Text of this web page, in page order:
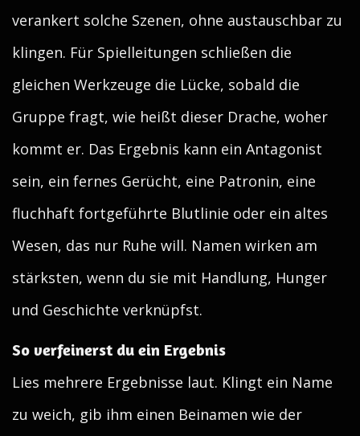
verankert solche Szenen, ohne austauschbar zu
klingen. Für Spielleitungen schließen die
gleichen Werkzeuge die Lücke, sobald die
Gruppe fragt, wie heißt dieser Drache, woher
kommt er. Das Ergebnis kann ein Antagonist
sein, ein fernes Gerücht, eine Patronin, eine
fluchhaft fortgeführte Blutlinie oder ein altes
Wesen, das nur Ruhe will. Namen wirken am
stärksten, wenn du sie mit Handlung, Hunger
und Geschichte verknüpfst.
So verfeinerst du ein Ergebnis
Lies mehrere Ergebnisse laut. Klingt ein Name
zu weich, gib ihm einen Beinamen wie der